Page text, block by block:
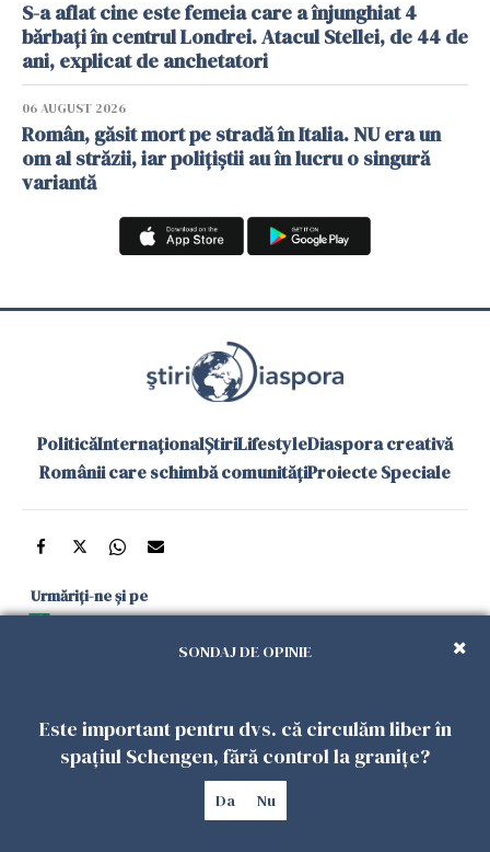
S-a aflat cine este femeia care a înjunghiat 4
bărbați în centrul Londrei. Atacul Stellei, de 44 de
ani, explicat de anchetatori
06 AUGUST 2026
Român, găsit mort pe stradă în Italia. NU era un
om al străzii, iar polițiștii au în lucru o singură
variantă
PoliticăInternaționalȘtiriLifestyleDiaspora creativă
Românii care schimbă comunitățiProiecte Speciale
Urmăriți-ne și pe
și în aplicațiile mobile
Politica de
confidențialitate
Politica
Cookies
Gestionați
Contact
Declarație de
accesibilitate
Copyright 2026. Toate drepturile rezervate.
SONDAJ DE OPINIE
Este important pentru dvs. că circulăm liber în
spațiul Schengen, fără control la granițe?
Da Nu